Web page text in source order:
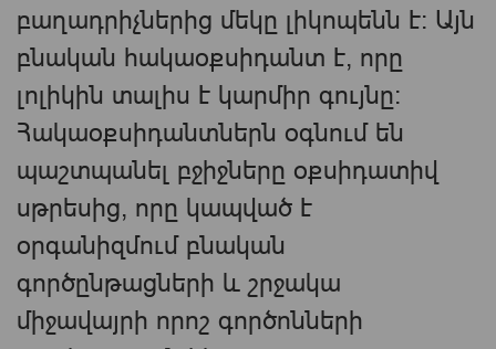
բաղադրիչներից մեկը լիկոպենն է։ Այն
բնական հակաօքսիդանտ է, որը
լոլիկին տալիս է կարմիր գույնը։
Հակաօքսիդանտներն օգնում են
պաշտպանել բջիջները օքսիդատիվ
սթրեսից, որը կապված է
օրգանիզմում բնական
գործընթացների և շրջակա
միջավայրի որոշ գործոնների